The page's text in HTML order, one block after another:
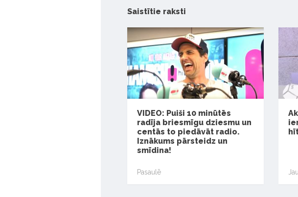
Saistītie raksti
VIDEO: Puiši 10 minūtēs
radīja briesmīgu dziesmu un
centās to piedāvāt radio.
Iznākums pārsteidz un
smīdina!
Pasaulē